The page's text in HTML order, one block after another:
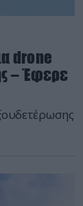
drone
– Έφερε